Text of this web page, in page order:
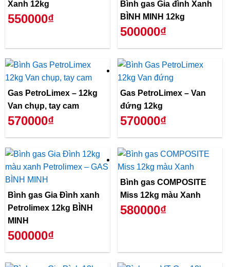
Xanh 12kg
550000₫
Bình gas Gia đình Xanh
BÌNH MINH 12kg
500000₫
Gas PetroLimex – 12kg
Van chụp, tay cam
570000₫
Gas PetroLimex – Van
đứng 12kg
570000₫
Bình gas Gia Đình xanh
Petrolimex 12kg BÌNH
MINH
500000₫
Bình gas COMPOSITE
Miss 12kg màu Xanh
580000₫